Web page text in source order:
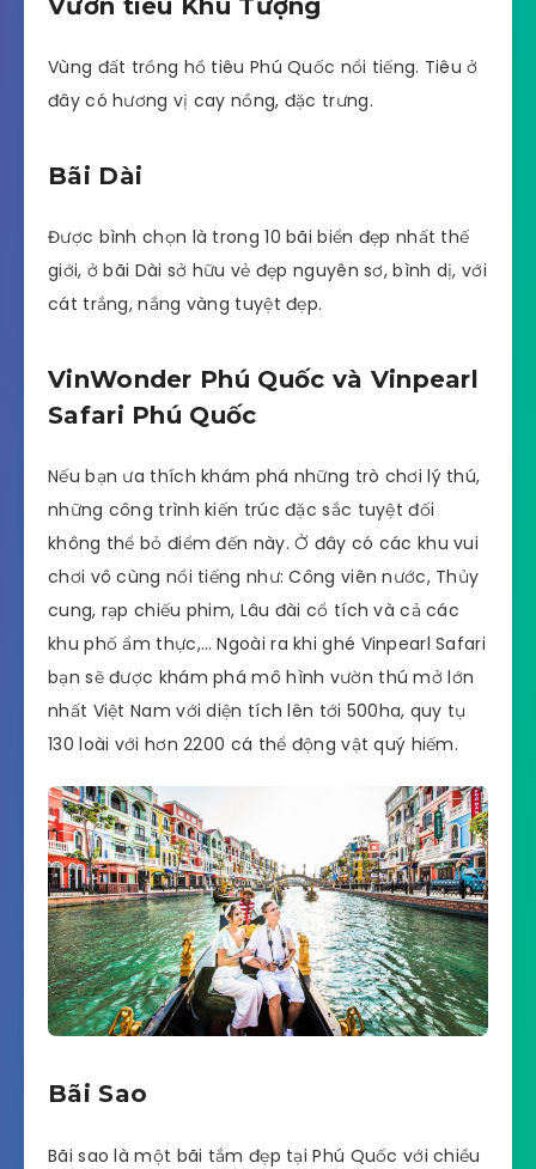
Vườn tiêu Khu Tượng
Vùng đất trồng hồ tiêu Phú Quốc nổi tiếng. Tiêu ở
đây có hương vị cay nồng, đặc trưng.
Bãi Dài
Được bình chọn là trong 10 bãi biển đẹp nhất thế
giới, ở bãi Dài sở hữu vẻ đẹp nguyên sơ, bình dị, với
cát trắng, nắng vàng tuyệt đẹp.
VinWonder Phú Quốc và Vinpearl
Safari Phú Quốc
Nếu bạn ưa thích khám phá những trò chơi lý thú,
những công trình kiến trúc đặc sắc tuyệt đối
không thể bỏ điểm đến này. Ở đây có các khu vui
chơi vô cùng nổi tiếng như: Công viên nước, Thủy
cung, rạp chiếu phim, Lâu đài cổ tích và cả các
khu phố ẩm thực,… Ngoài ra khi ghé Vinpearl Safari
bạn sẽ được khám phá mô hình vườn thú mở lớn
nhất Việt Nam với diện tích lên tới 500ha, quy tụ
130 loài với hơn 2200 cá thể động vật quý hiếm.
Bãi Sao
Bãi sao là một bãi tắm đẹp tại Phú Quốc với chiều